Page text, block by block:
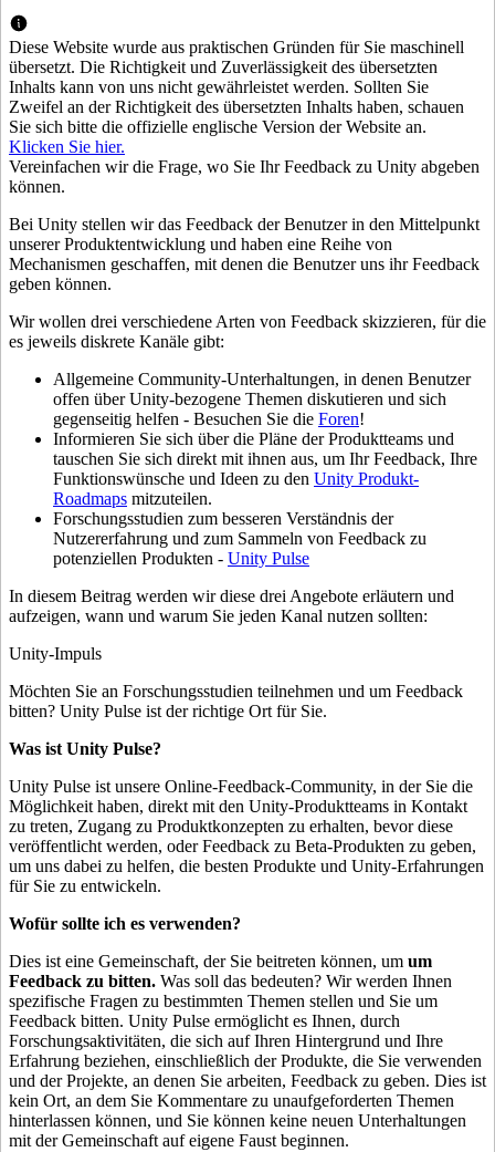
LiveOps
Einblicke nach dem Start und Live-Spielbetrieb
Wachsen Sie
Nutzerakquisition
Entdecken Sie und gewinnen Sie mobile Benutzer
IAP Management über Filialen und D2C hinweg
Monetarisierung
Verbinden Sie Spieler mit den richtigen Spielen
Anwendungsfälle
Mobile Spiele
Mobile Hits mit Unity erstellen und wachsen lassen
Indie-Spiele
Große Spiele mit kleinen Teams veröffentlichen
XR-Spiele
XR-Spiele plattformübergreifend starten
Multiplayer-Spiele
Vereinfachte Entwicklung von Multiplayer-Spielen
Einzelhandel
In-Store-Erlebnisse in Online-Erlebnisse umwandeln
Automobilindustrie
Innovation und Erlebnisse im Auto fördern
Alle Branchen anzeigen
Einblicke
Fallstudien
Erfolgsgeschichten aus der Praxis
Best-Practice-Leitfäden
Experten Tipps und Tricks
Demos
Demos, Beispiele und Bausteine
Alle Ressourcen
Neues
Aktualisierungen, Informationen und technische Tipps
Neuigkeiten
Nachrichten, Geschichten und Pressezentrum
Schließen Sie sich Entwicklern, Kreativen und Insidern an
Unity Awards
Feier der Unity-Schöpfer weltweit
Anleitungen
Umsetzbare Tipps und bewährte Verfahren
Bildung
Für Studierende
Starten Sie Ihre Karriere
Optimieren Sie Ihr Lehren
Lizenzstipendium für Bildungseinrichtungen
Bringen Sie die Kraft von Unity in Ihre Institution
Zertifizierungen
Beweisen Sie Ihre Unity-Meisterschaft
Diese Website wurde aus praktischen Gründen für Sie maschinell
übersetzt. Die Richtigkeit und Zuverlässigkeit des übersetzten
Inhalts kann von uns nicht gewährleistet werden. Sollten Sie
Zweifel an der Richtigkeit des übersetzten Inhalts haben, schauen
Sie sich bitte die offizielle englische Version der Website an.
Klicken Sie hier.
Vereinfachen wir die Frage, wo Sie Ihr Feedback zu Unity abgeben
können.
Bei Unity stellen wir das Feedback der Benutzer in den Mittelpunkt
unserer Produktentwicklung und haben eine Reihe von
Mechanismen geschaffen, mit denen die Benutzer uns ihr Feedback
geben können.
Wir wollen drei verschiedene Arten von Feedback skizzieren, für die
es jeweils diskrete Kanäle gibt:
Allgemeine Community-Unterhaltungen, in denen Benutzer
offen über Unity-bezogene Themen diskutieren und sich
gegenseitig helfen - Besuchen Sie die Foren!
Informieren Sie sich über die Pläne der Produktteams und
tauschen Sie sich direkt mit ihnen aus, um Ihr Feedback, Ihre
Funktionswünsche und Ideen zu den Unity Produkt-
Roadmaps mitzuteilen.
Forschungsstudien zum besseren Verständnis der
Nutzererfahrung und zum Sammeln von Feedback zu
potenziellen Produkten - Unity Pulse
In diesem Beitrag werden wir diese drei Angebote erläutern und
aufzeigen, wann und warum Sie jeden Kanal nutzen sollten:
Unity-Impuls
Möchten Sie an Forschungsstudien teilnehmen und um Feedback
bitten? Unity Pulse ist der richtige Ort für Sie.
Was ist Unity Pulse?
Unity Pulse ist unsere Online-Feedback-Community, in der Sie die
Möglichkeit haben, direkt mit den Unity-Produktteams in Kontakt
zu treten, Zugang zu Produktkonzepten zu erhalten, bevor diese
veröffentlicht werden, oder Feedback zu Beta-Produkten zu geben,
um uns dabei zu helfen, die besten Produkte und Unity-Erfahrungen
für Sie zu entwickeln.
Wofür sollte ich es verwenden?
Dies ist eine Gemeinschaft, der Sie beitreten können, um um
Feedback zu bitten. Was soll das bedeuten? Wir werden Ihnen
spezifische Fragen zu bestimmten Themen stellen und Sie um
Feedback bitten. Unity Pulse ermöglicht es Ihnen, durch
Forschungsaktivitäten, die sich auf Ihren Hintergrund und Ihre
Erfahrung beziehen, einschließlich der Produkte, die Sie verwenden
und der Projekte, an denen Sie arbeiten, Feedback zu geben. Dies ist
kein Ort, an dem Sie Kommentare zu unaufgeforderten Themen
hinterlassen können, und Sie können keine neuen Unterhaltungen
mit der Gemeinschaft auf eigene Faust beginnen.